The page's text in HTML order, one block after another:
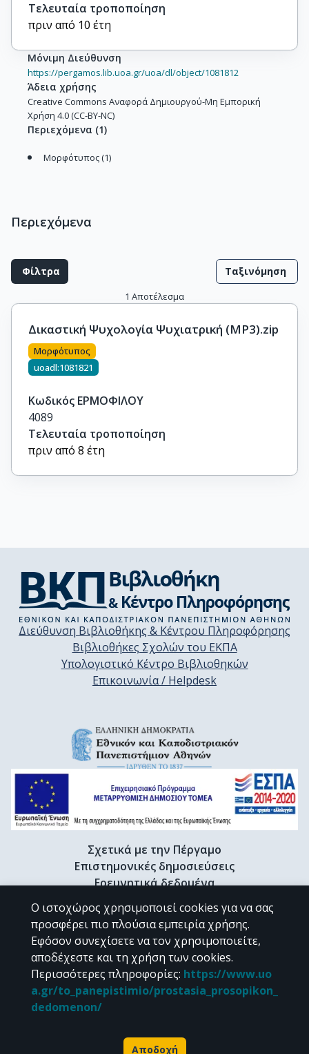
Τελευταία τροποποίηση
πριν από 10 έτη
Μόνιμη Διεύθυνση
https://pergamos.lib.uoa.gr/uoa/dl/object/1081812
Άδεια χρήσης
Creative Commons Αναφορά Δημιουργού-Μη Εμπορική
Χρήση 4.0 (CC-BY-NC)
Περιεχόμενα (1)
Μορφότυπος (1)
Περιεχόμενα
Φίλτρα Ταξινόμηση
1 Αποτέλεσμα
Δικαστική Ψυχολογία Ψυχιατρική (MP3).zip
Μορφότυπος
uoadl:1081821
Κωδικός ΕΡΜΟΦΙΛΟΥ
4089
Τελευταία τροποποίηση
πριν από 8 έτη
Διεύθυνση Βιβλιοθήκης & Κέντρου Πληροφόρησης
Βιβλιοθήκες Σχολών του ΕΚΠΑ
Υπολογιστικό Κέντρο Βιβλιοθηκών
Επικοινωνία / Helpdesk
Σχετικά με την Πέργαμο
Επιστημονικές δημοσιεύσεις
Ερευνητικά δεδομένα
Διδακτορικές διατριβές & Γκρίζα βιβλιογραφία
Προφίλ Ερευνητή
CC BY-NC 4.0
Εκτός αν αναφέρεται διαφορετικά, το υλικό της "Περγάμου" διατίθεται
Powered by
Ο ιστοχώρος χρησιμοποιεί cookies για να σας
προσφέρει πιο πλούσια εμπειρία χρήσης.
Εφόσον συνεχίσετε να τον χρησιμοποιείτε,
αποδέχεστε και τη χρήση των cookies.
Περισσότερες πληροφορίες: https://www.uo
a.gr/to_panepistimio/prostasia_prosopikon_
dedomenon/
Αποδοχή